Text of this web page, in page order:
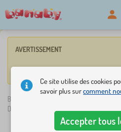
AVERTISSEMENT
Banaby.fr
Débardeurs
Ce site utilise des cookies
savoir plus surcomment
Accepter tous